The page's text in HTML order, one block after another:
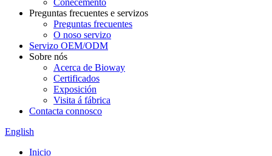
Coñecemento
Preguntas frecuentes e servizos
Preguntas frecuentes
O noso servizo
Servizo OEM/ODM
Sobre nós
Acerca de Bioway
Certificados
Exposición
Visita á fábrica
Contacta connosco
English
Inicio